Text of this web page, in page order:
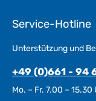
Service-Hotline
Unterstützung und
+49 (0)661 - 94
Mo. – Fr. 7.00 – 15.30